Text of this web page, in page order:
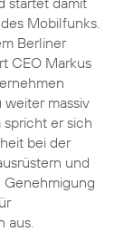
Mobilfunks.
Berliner
CEO Markus
weiter massiv
er sich
bei der
und
aus.